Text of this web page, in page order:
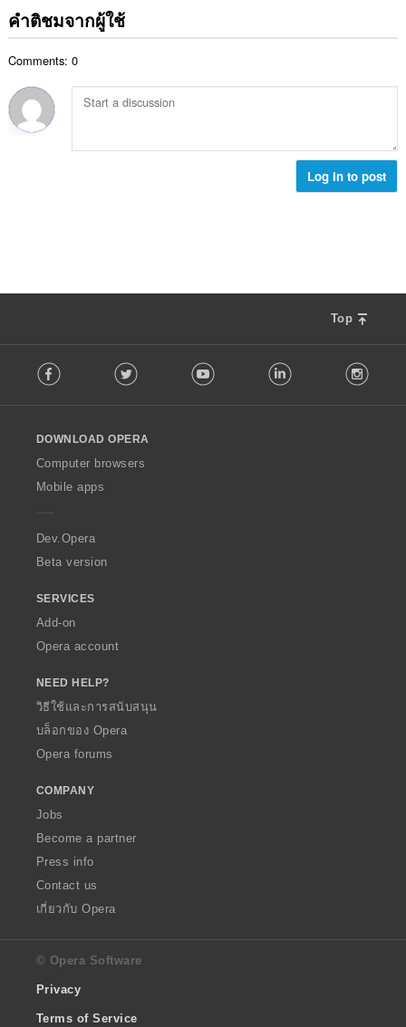
ง
ด
น
ม
ทั้
แ
น
ว
คำติชมจากผู้ใช้
Comments: 0
Log in to post
Top
o
w
O
p
a
Facebook Twitter Youtube LinkedIn
DOWNLOAD OPERA
Computer browsers
Mobile apps
Dev.Opera
Beta version
SERVICES
Add-on
Opera account
NEED HELP?
วิธีใช้และการสนับสนุน
บล็อกของ Opera
Opera forums
COMPANY
Jobs
Become a partner
Press info
Contact us
เกี่ยวกับ Opera
© Opera Software
Privacy
Terms of Service